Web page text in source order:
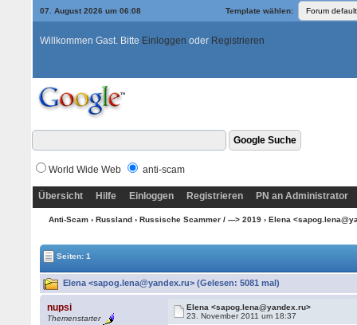
07. August 2026 um 06:08 Template wählen:
Willkommen Gast. Bitte Einloggen oder Registrieren
World Wide Web anti-scam
Übersicht Hilfe Einloggen Registrieren PN an Administrator
Anti-Scam› Russland› Russische Scammer / ---> 2019› Elena
Seiten: 1
Elena <sapog.lena@yandex.ru> (Gelesen: 5081 mal)
nupsi
Themenstarter
Elena <sapog.lena@yandex.ru>
23. November 2011 um 18:37